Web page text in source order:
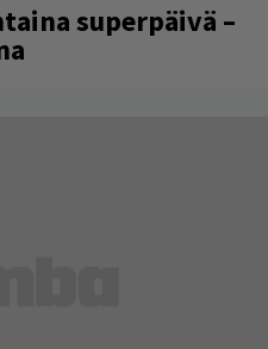
superpäivä –